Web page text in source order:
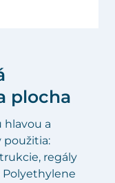
plocha
hlavou a
použitia:
regály
Polyethylene